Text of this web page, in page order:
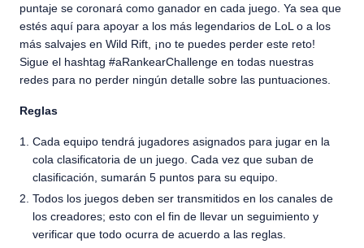
puntaje se coronará como ganador en cada juego. Ya sea que
estés aquí para apoyar a los más legendarios de LoL o a los
más salvajes en Wild Rift, ¡no te puedes perder este reto!
Sigue el hashtag #aRankearChallenge en todas nuestras
redes para no perder ningún detalle sobre las puntuaciones.
Reglas
Cada equipo tendrá jugadores asignados para jugar en la
cola clasificatoria de un juego. Cada vez que suban de
clasificación, sumarán 5 puntos para su equipo.
Todos los juegos deben ser transmitidos en los canales de
los creadores; esto con el fin de llevar un seguimiento y
verificar que todo ocurra de acuerdo a las reglas.